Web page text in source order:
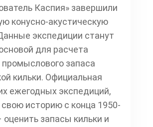
Каспия» завершили
конусно-акустическую
экспедиции станут
для расчета
запаса
кильки. Официальная
ежегодных экспедиций,
историю с конца 1950-
оценить запасы кильки и